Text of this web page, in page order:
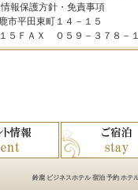
報保護方針・免責事項
平田東町１４－１５
５ＦＡＸ ０５９－３７８－
鈴鹿 ビジネスホテル 宿泊 予約 ホテ